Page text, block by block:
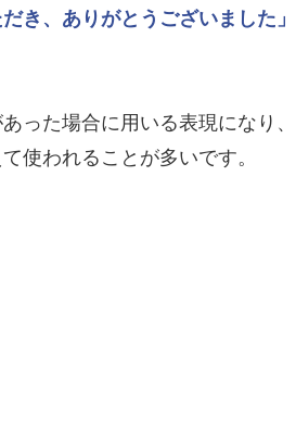
き、ありがとうございました」
った場合に用いる表現になり
使われることが多いです。